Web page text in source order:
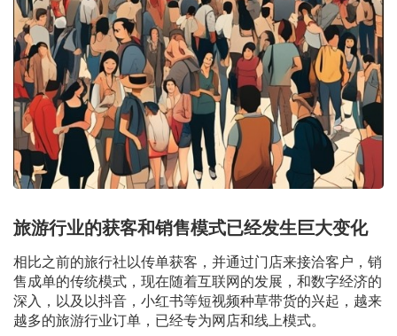
旅游行业的获客和销售模式已经发生巨大变化
相比之前的旅行社以传单获客，并通过门店来接洽客户，销
售成单的传统模式，现在随着互联网的发展，和数字经济的
深入，以及以抖音，小红书等短视频种草带货的兴起，越来
越多的旅游行业订单，已经专为网店和线上模式。